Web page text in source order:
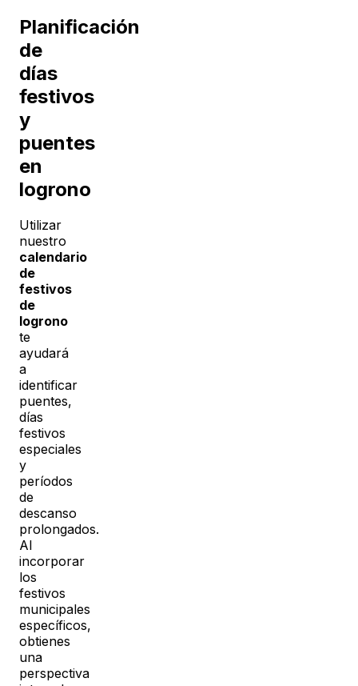
Planificación
de
días
festivos
y
puentes
en
logrono
Utilizar
nuestro
calendario
de
festivos
de
logrono
te
ayudará
a
identificar
puentes,
días
festivos
especiales
y
períodos
de
descanso
prolongados.
Al
incorporar
los
festivos
municipales
específicos,
obtienes
una
perspectiva